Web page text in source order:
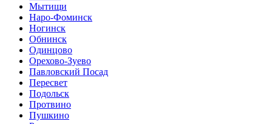
Мытищи
Наро-Фоминск
Ногинск
Обнинск
Одинцово
Орехово-Зуево
Павловский Посад
Пересвет
Подольск
Протвино
Пушкино